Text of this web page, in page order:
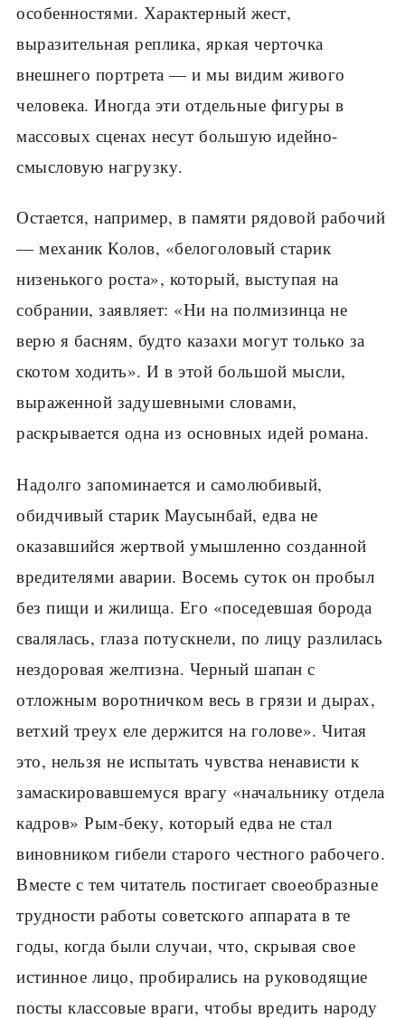
особенностями. Характерный жест,
выразительная реплика, яркая черточка
внешнего портрета — и мы видим живого
человека. Иногда эти отдельные фигуры в
массовых сценах несут большую идейно-
смысловую нагрузку.
Остается, например, в памяти рядовой рабочий
— механик Колов, «белоголовый старик
низенького роста», который, выступая на
собрании, заявляет: «Ни на полмизинца не
верю я басням, будто казахи могут только за
скотом ходить». И в этой большой мысли,
выраженной задушевными словами,
раскрывается одна из основных идей романа.
Надолго запоминается и самолюбивый,
обидчивый старик Маусынбай, едва не
оказавшийся жертвой умышленно созданной
вредителями аварии. Восемь суток он пробыл
без пищи и жилища. Его «поседевшая борода
свалялась, глаза потускнели, по лицу разлилась
нездоровая желтизна. Черный шапан с
отложным воротничком весь в грязи и дырах,
ветхий треух еле держится на голове». Читая
это, нельзя не испытать чувства ненависти к
замаскировавшемуся врагу «начальнику отдела
кадров» Рым-беку, который едва не стал
виновником гибели старого честного рабочего.
Вместе с тем читатель постигает своеобразные
трудности работы советского аппарата в те
годы, когда были случаи, что, скрывая свое
истинное лицо, пробирались на руководящие
посты классовые враги, чтобы вредить народу